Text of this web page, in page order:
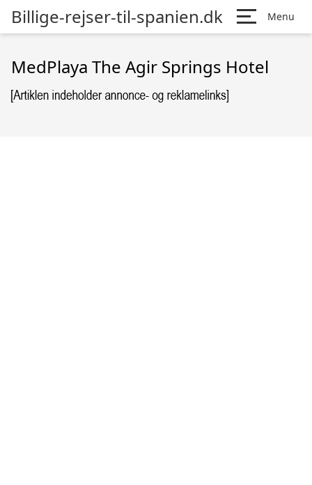
Billige-rejser-til-spanien.dk Menu
MedPlaya The Agir Springs Hotel